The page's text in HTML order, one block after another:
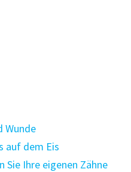
Wunde
auf dem Eis
Sie Ihre eigenen Zähne